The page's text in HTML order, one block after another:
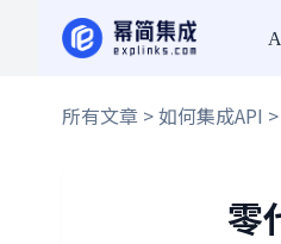
所有文章 >如何集成API
零